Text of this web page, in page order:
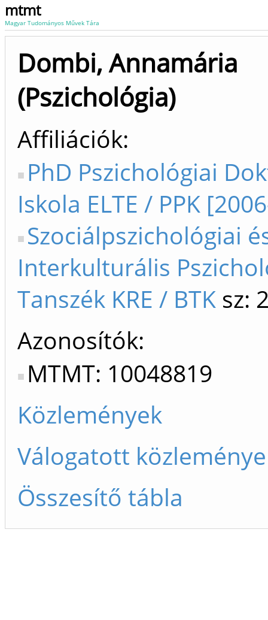
mtmt
Magyar Tudományos Művek Tára
Dombi, Annamária
(Pszichológia)
Affiliációk
PhD Pszichológiai
Iskola ELTE / PPK
Szociálpszichológiai
Interkulturális
Tanszék KRE / BTK sz:
Azonosítók
MTMT: 10048819
Közlemények
Válogatott
Összesítő tábla